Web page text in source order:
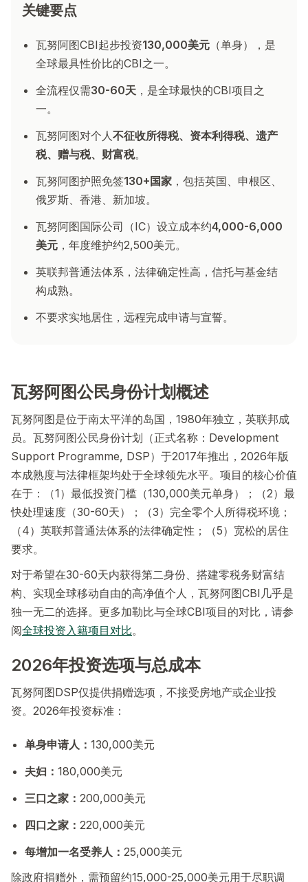
关键要点
瓦努阿图CBI起步投资130,000美元 （单身），是
全球最具性价比的CBI之一。
全流程仅需30-60天 ，是全球最快的CBI项目之
一。
瓦努阿图对个人不征收所得税、资本利得税、遗产
税、赠与税、财富税。
瓦努阿图护照免签130+国家 ，包括英国、申根区、
俄罗斯、香港、新加坡。
瓦努阿图国际公司（IC）设立成本约4,000-6,000
美元 ，年度维护约2,500美元。
英联邦普通法体系，法律确定性高，信托与基金结
构成熟。
不要求实地居住，远程完成申请与宣誓。
瓦努阿图公民身份计划概述
瓦努阿图是位于南太平洋的岛国，1980年独立，英联邦成
员。瓦努阿图公民身份计划（正式名称：Development
Support Programme, DSP）于2017年推出，2026年版
本成熟度与法律框架均处于全球领先水平。项目的核心价值
在于：（1）最低投资门槛（130,000美元单身）；（2）最
快处理速度（30-60天）；（3）完全零个人所得税环境；
（4）英联邦普通法体系的法律确定性；（5）宽松的居住
要求。
对于希望在30-60天内获得第二身份、搭建零税务财富结
构、实现全球移动自由的高净值个人，瓦努阿图CBI几乎是
独一无二的选择。更多加勒比与全球CBI项目的对比，请参
阅全球投资入籍项目对比。
2026年投资选项与总成本
瓦努阿图DSP仅提供捐赠选项，不接受房地产或企业投
资。2026年投资标准：
单身申请人： 130,000美元
夫妇： 180,000美元
三口之家： 200,000美元
四口之家： 220,000美元
每增加一名受养人： 25,000美元
除政府捐赠外，需预留约15,000-25,000美元用于尽职调